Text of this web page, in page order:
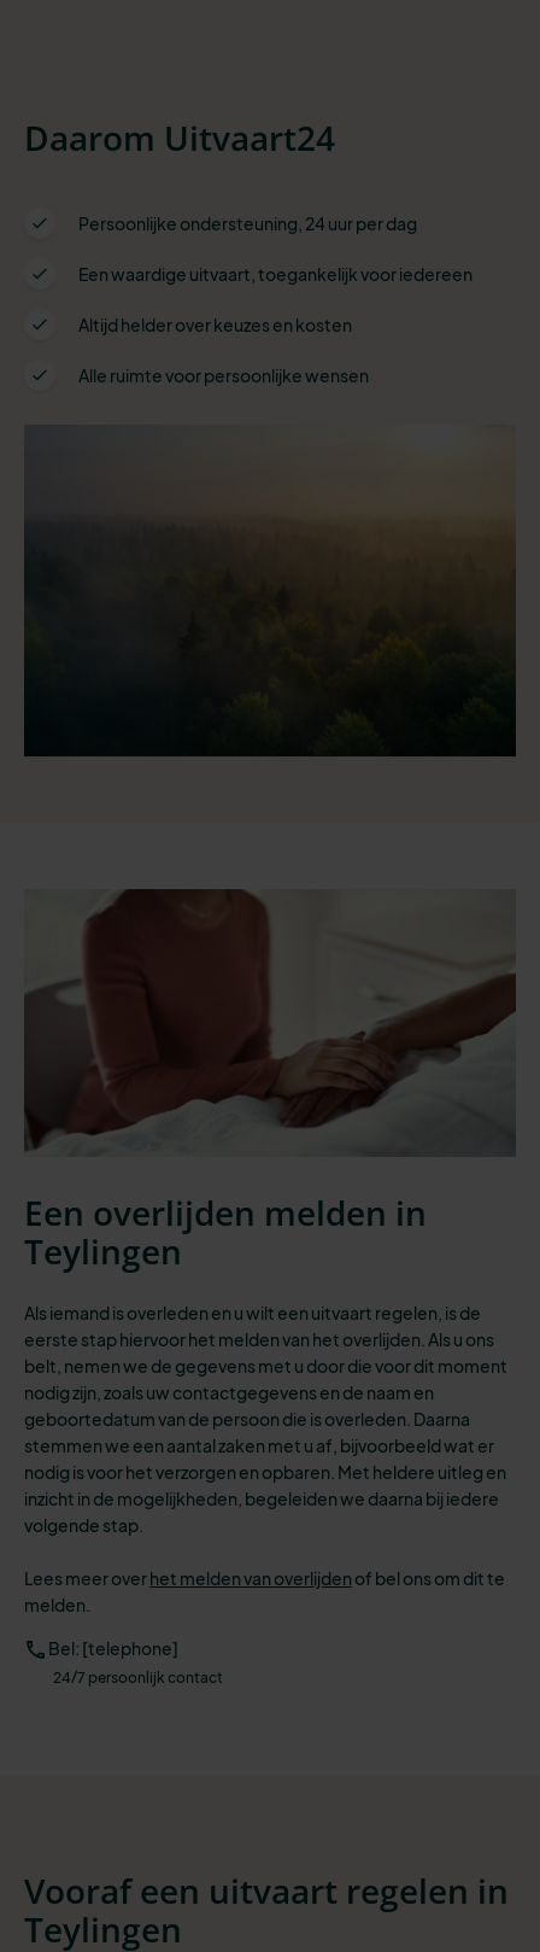
Daarom Uitvaart24
Persoonlijke ondersteuning, 24 uur per dag
Een waardige uitvaart, toegankelijk voor iedereen
Altijd helder over keuzes en kosten
Alle ruimte voor persoonlijke wensen
Een overlijden melden in
Teylingen
Als iemand is overleden en u wilt een uitvaart regelen, is de
eerste staphiervoor het melden van het overlijden. Als u ons
belt, nemen we de gegevens met u door die voor dit moment
nodig zijn, zoals uw contactgegevens en de naam en
geboortedatum van de persoon die is overleden. Daarna
stemmen we een aantal zaken met u af, bijvoorbeeld wat er
nodig is voor het verzorgen en opbaren. Met heldere uitleg en
inzicht in de mogelijkheden, begeleiden we daarna bij iedere
volgende stap.
Lees meer overhet melden van overlijden of bel ons om dit te
melden.
Bel: [telephone]
24/7 persoonlijk contact
Vooraf een uitvaart regelen in
Teylingen